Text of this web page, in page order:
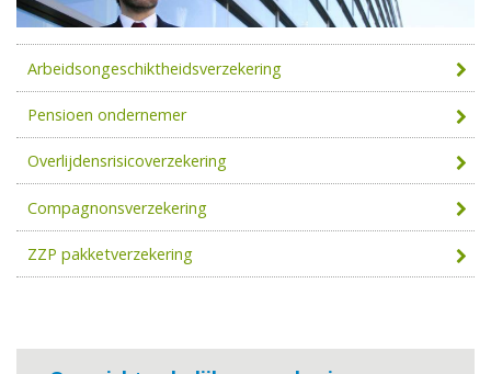
Arbeidsongeschiktheidsverzekering
Pensioen ondernemer
Overlijdensrisicoverzekering
Compagnonsverzekering
ZZP pakketverzekering